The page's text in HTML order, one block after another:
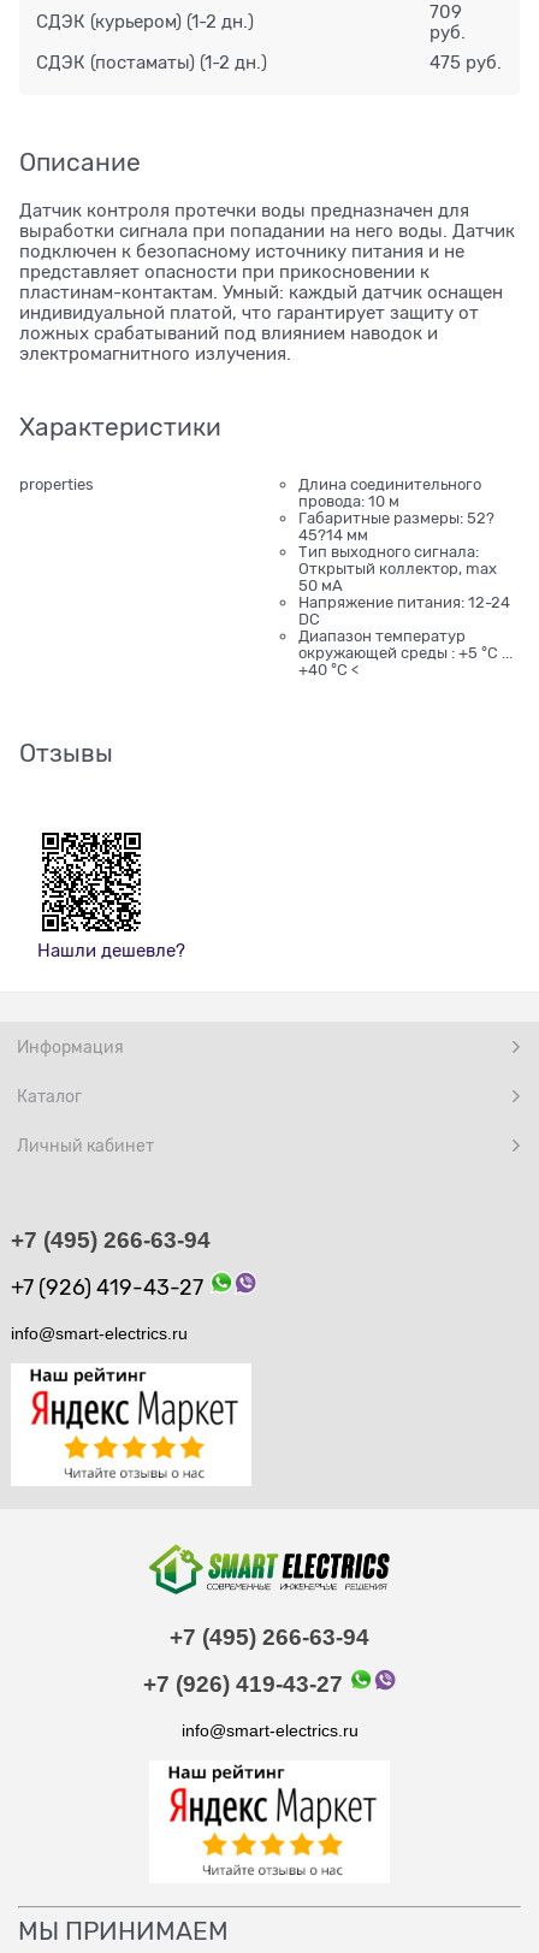
СДЭК (курьером) (1-2 дн.)
709
руб.
СДЭК (постаматы) (1-2 дн.) 475 руб.
Описание
Датчик контроля протечки воды предназначен для
выработки сигнала при попадании на него воды. Датчик
подключен к безопасному источнику питания и не
представляет опасности при прикосновении к
пластинам-контактам. Умный: каждый датчик оснащен
индивидуальной платой, что гарантирует защиту от
ложных срабатываний под влиянием наводок и
электромагнитного излучения.
Характеристики
properties
Длина соединительного
провода: 10 м
Габаритные размеры: 52?
45?14 мм
Тип выходного сигнала:
Открытый коллектор, mах
50 мА
Напряжение питания: 12-24
DC
Диапазон температур
окружающей среды : +5 °С ...
+40 °С <
Отзывы
Нашли дешевле?
Информация
Каталог
Личный кабинет
+7 (495) 266-63-94
+7 (926) 419-43-27
info@smart-electrics.ru
+7 (495) 266-63-94
+7 (926) 419-43-27
info@smart-electrics.ru
МЫ ПРИНИМАЕМ